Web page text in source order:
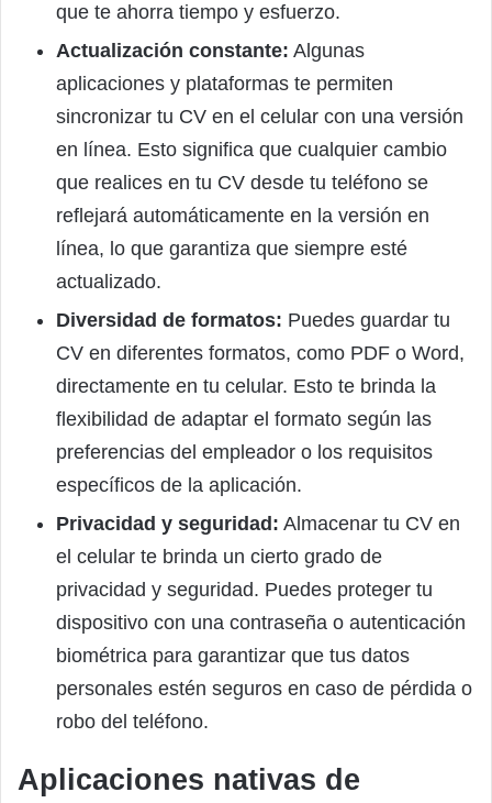
que te ahorra tiempo y esfuerzo.
Actualización constante: Algunas
aplicaciones y plataformas te permiten
sincronizar tu CV en el celular con una versión
en línea. Esto significa que cualquier cambio
que realices en tu CV desde tu teléfono se
reflejará automáticamente en la versión en
línea, lo que garantiza que siempre esté
actualizado.
Diversidad de formatos: Puedes guardar tu
CV en diferentes formatos, como PDF o Word,
directamente en tu celular. Esto te brinda la
flexibilidad de adaptar el formato según las
preferencias del empleador o los requisitos
específicos de la aplicación.
Privacidad y seguridad: Almacenar tu CV en
el celular te brinda un cierto grado de
privacidad y seguridad. Puedes proteger tu
dispositivo con una contraseña o autenticación
biométrica para garantizar que tus datos
personales estén seguros en caso de pérdida o
robo del teléfono.
Aplicaciones nativas de